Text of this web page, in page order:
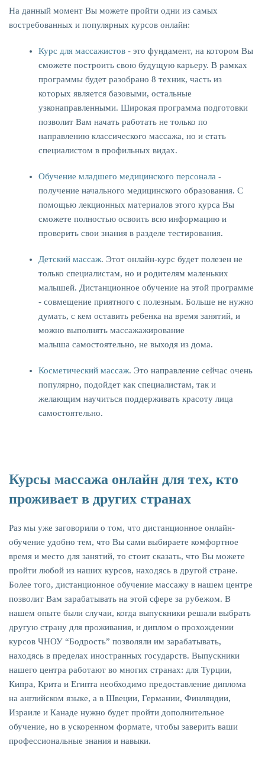
На данный момент Вы можете пройти одни из самых
востребованных и популярных курсов онлайн:
Курс для массажистов - это фундамент, на котором Вы
сможете построить свою будущую карьеру. В рамках
программы будет разобрано 8 техник, часть из
которых является базовыми, остальные
узконаправленными. Широкая программа подготовки
позволит Вам начать работать не только по
направлению классического массажа, но и стать
специалистом в профильных видах.
Обучение младшего медицинского персонала -
получение начального медицинского образования. С
помощью лекционных материалов этого курса Вы
сможете полностью освоить всю информацию и
проверить свои знания в разделе тестирования.
Детский массаж. Этот онлайн-курс будет полезен не
только специалистам, но и родителям маленьких
малышей. Дистанционное обучение на этой программе
- совмещение приятного с полезным. Больше не нужно
думать, с кем оставить ребенка на время занятий, и
можно выполнять массажажирование
малыша самостоятельно, не выходя из дома.
Косметический массаж. Это направление сейчас очень
популярно, подойдет как специалистам, так и
желающим научиться поддерживать красоту лица
самостоятельно.
Курсы массажа онлайн для тех, кто
проживает в других странах
Раз мы уже заговорили о том, что дистанционное онлайн-
обучение удобно тем, что Вы сами выбираете комфортное
время и место для занятий, то стоит сказать, что Вы можете
пройти любой из наших курсов, находясь в другой стране.
Более того, дистанционное обучение массажу в нашем центре
позволит Вам зарабатывать на этой сфере за рубежом. В
нашем опыте были случаи, когда выпускники решали выбрать
другую страну для проживания, и диплом о прохождении
курсов ЧНОУ “Бодрость” позволяли им зарабатывать,
находясь в пределах иностранных государств. Выпускники
нашего центра работают во многих странах: для Турции,
Кипра, Крита и Египта необходимо предоставление диплома
на английском языке, а в Швеции, Германии, Финляндии,
Израиле и Канаде нужно будет пройти дополнительное
обучение, но в ускоренном формате, чтобы заверить ваши
профессиональные знания и навыки.